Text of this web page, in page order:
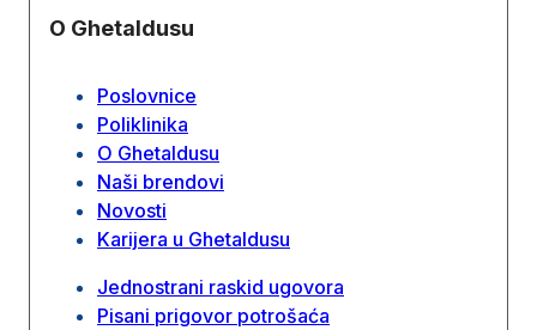
O Ghetaldusu
Poslovnice
Poliklinika
O Ghetaldusu
Naši brendovi
Novosti
Karijera u Ghetaldusu
Jednostrani raskid ugovora
Pisani prigovor potrošaća